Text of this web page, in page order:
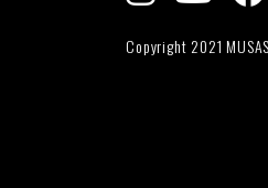
Copyright 2021